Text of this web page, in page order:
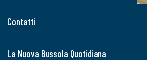
Contatti
La Nuova Bussola Quotidiana